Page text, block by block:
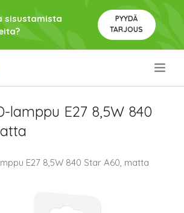
sisustamista
PYYDÄ
TARJOUS
lamppu E27 8,5W 840
E27 8,5W 840 Star A60, matta